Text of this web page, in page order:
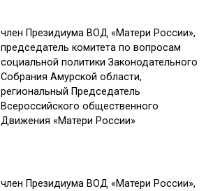
член Президиума ВОД «Матери России»,
председатель комитета по вопросам
социальной политики Законодательного
Собрания Амурской области,
региональный Председатель
Всероссийского общественного
Движения «Матери России»
член Президиума ВОД «Матери России»,